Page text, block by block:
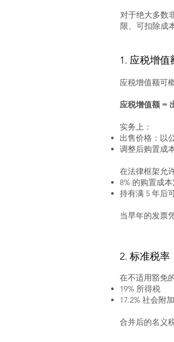
对于绝大多数
限、可扣除成
1. 应税增
应税增值额可
应税增值额 =
实务上：
出售价格：以
调整后购置成
在法律框架允
8% 的购置成
持有满 5 年后
当早年的发票
2. 标准税率
在不适用豁免
19% 所得税
17.2% 社会附
合并后的名义